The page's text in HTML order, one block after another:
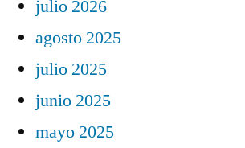
julio 2026
agosto 2025
julio 2025
junio 2025
mayo 2025